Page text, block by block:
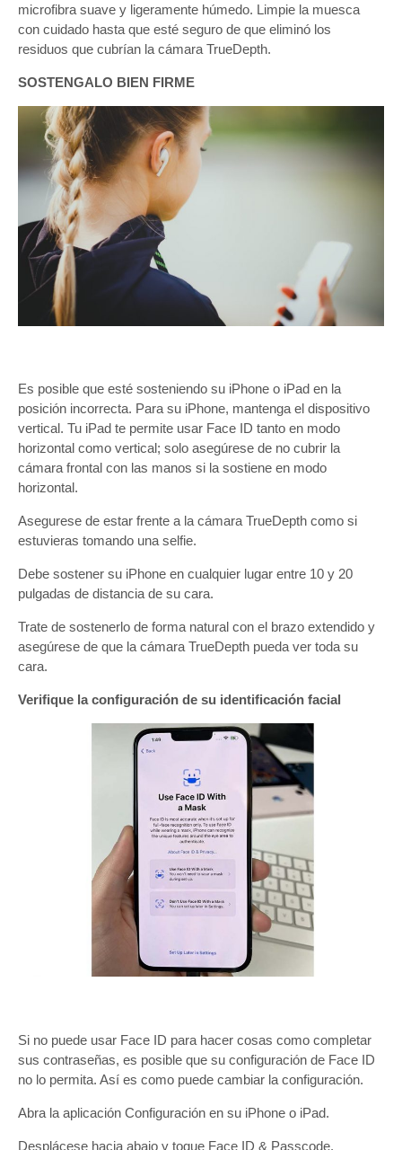
microfibra suave y ligeramente húmedo. Limpie la muesca
con cuidado hasta que esté seguro de que eliminó los
residuos que cubrían la cámara TrueDepth.
SOSTENGALO BIEN FIRME
Es posible que esté sosteniendo su iPhone o iPad en la
posición incorrecta. Para su iPhone, mantenga el dispositivo
vertical. Tu iPad te permite usar Face ID tanto en modo
horizontal como vertical; solo asegúrese de no cubrir la
cámara frontal con las manos si la sostiene en modo
horizontal.
Asegurese de estar frente a la cámara TrueDepth como si
estuvieras tomando una selfie.
Debe sostener su iPhone en cualquier lugar entre 10 y 20
pulgadas de distancia de su cara.
Trate de sostenerlo de forma natural con el brazo extendido y
asegúrese de que la cámara TrueDepth pueda ver toda su
cara.
Verifique la configuración de su identificación facial
Si no puede usar Face ID para hacer cosas como completar
sus contraseñas, es posible que su configuración de Face ID
no lo permita. Así es como puede cambiar la configuración.
Abra la aplicación Configuración en su iPhone o iPad.
Desplácese hacia abajo y toque Face ID & Passcode.